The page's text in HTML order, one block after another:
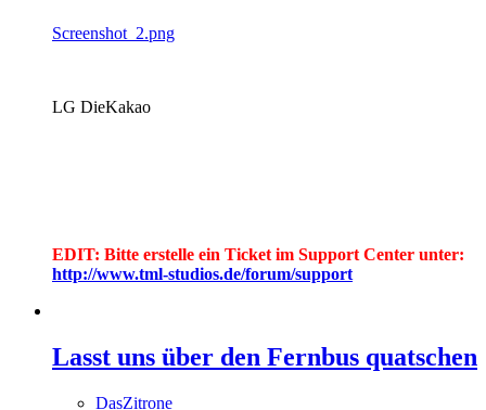
Screenshot_2.png
LG DieKakao
EDIT: Bitte erstelle ein Ticket im Support Center unter:
http://www.tml-studios.de/forum/support
Lasst uns über den Fernbus quatschen
DasZitrone